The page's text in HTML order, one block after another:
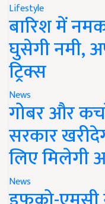
Lifestyle
बारिश में
घुसेगी नमी,
ट्रिक्स
News
गोबर और
सरकार
लिए मिलेगी
News